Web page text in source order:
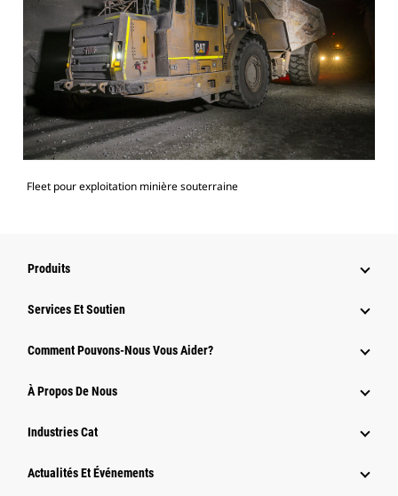
Fleet pour exploitation minière souterraine
Produits
Services Et Soutien
Comment Pouvons-Nous Vous Aider?
À Propos De Nous
Industries Cat
Actualités Et Événements